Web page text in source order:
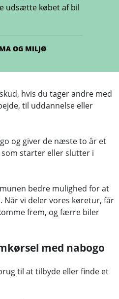
udsætte købet af bil
OG MILJØ
hvis du tager andre med
til uddannelse eller
og giver de næste to år et
starter eller slutter i
bedre mulighed for at
Når vi deler vores køretur, får
frem, og færre biler
med nabogo
til at tilbyde eller finde et